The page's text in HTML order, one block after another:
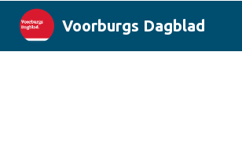
Voorburgs Dagblad